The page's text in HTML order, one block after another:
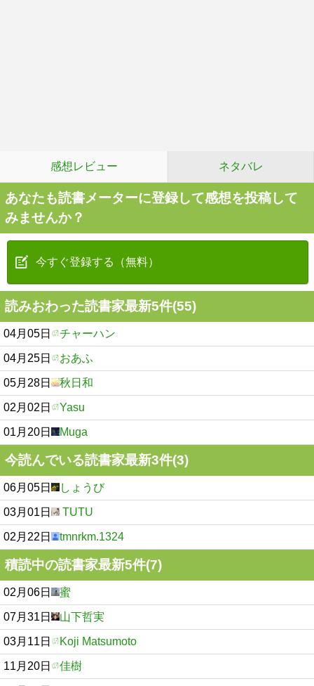
感想レビュー ネタバレ
あなたも読書メーターに登録して感想を投稿して
みませんか？
今すぐ登録する（無料）
読みおわった読書家最新5件(55)
04月05日 チャーハン
04月25日 おあふ
05月28日 秋日和
02月02日 Yasu
01月20日 Muga
今読んでいる読書家最新3件(3)
06月05日 しょうび
03月01日 TUTU
02月22日 tmnrkm.1324
積読中の読書家最新5件(7)
02月06日 蜜
07月31日 山下哲実
03月11日 Koji Matsumoto
11月20日 佳樹